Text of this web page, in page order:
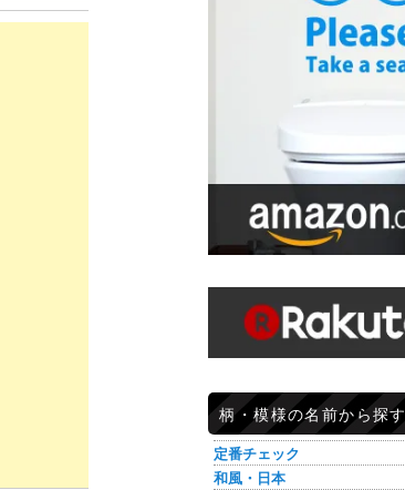
柄・模様の名前から探す
定番チェック
和風・日本